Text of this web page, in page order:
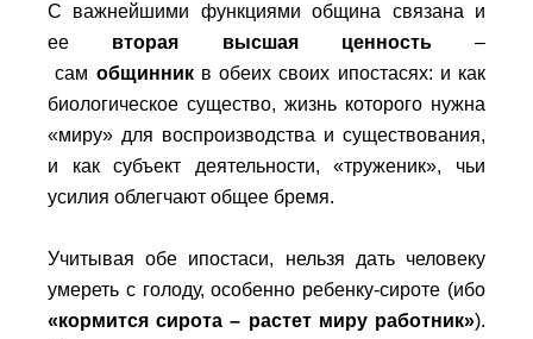
С важнейшими функциями община связана и
ее вторая высшая ценность–
сам общинник в обеих своих ипостасях: и как
биологическое существо, жизнь которого нужна
«миру» для воспроизводства и существования,
и как субъект деятельности, «труженик», чьи
усилия облегчают общее бремя.
Учитывая обе ипостаси, нельзя дать человеку
умереть с голоду, особенно ребенку-сироте (ибо
«кормится сирота – растет миру работник»).